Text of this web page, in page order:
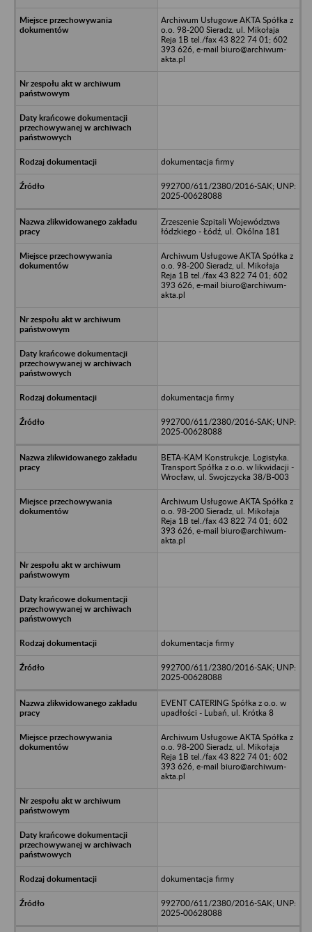
Archiwum Usługowe AKTA Spółka z
o.o. 98-200 Sieradz, ul. Mikołaja
Reja 1B tel./fax 43 822 74 01; 602
393 626, e-mail biuro@archiwum-
akta.pl
dokumentacja firmy
992700/611/2380/2016-SAK; UNP:
2025-00628088
Zrzeszenie Szpitali Województwa
łódzkiego - Łódź, ul. Okólna 181
Archiwum Usługowe AKTA Spółka z
o.o. 98-200 Sieradz, ul. Mikołaja
Reja 1B tel./fax 43 822 74 01; 602
393 626, e-mail biuro@archiwum-
akta.pl
dokumentacja firmy
992700/611/2380/2016-SAK; UNP:
2025-00628088
BETA-KAM Konstrukcje. Logistyka.
Transport Spółka z o.o. w likwidacji -
Wrocław, ul. Swojczycka 38/B-003
Archiwum Usługowe AKTA Spółka z
o.o. 98-200 Sieradz, ul. Mikołaja
Reja 1B tel./fax 43 822 74 01; 602
393 626, e-mail biuro@archiwum-
akta.pl
dokumentacja firmy
992700/611/2380/2016-SAK; UNP:
2025-00628088
EVENT CATERING Spółka z o.o. w
upadłości - Lubań, ul. Krótka 8
Archiwum Usługowe AKTA Spółka z
o.o. 98-200 Sieradz, ul. Mikołaja
Reja 1B tel./fax 43 822 74 01; 602
393 626, e-mail biuro@archiwum-
akta.pl
dokumentacja firmy
992700/611/2380/2016-SAK; UNP:
2025-00628088